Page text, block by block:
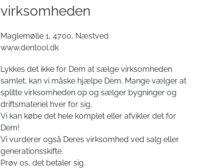
virksomheden
Maglemølle 1, 4700, Næstved
www.dentool.dk
Lykkes det ikke for Dem at sælge virksomheden
samlet, kan vi måske hjælpe Dem. Mange vælger at
splitte virksomheden op og sælger bygninger og
driftsmateriel hver for sig.
Vi kan købe det hele komplet eller afvikler det for
Dem!
Vi vurderer også Deres virksomhed ved salg eller
generationsskifte.
Prøv os, det betaler sig.